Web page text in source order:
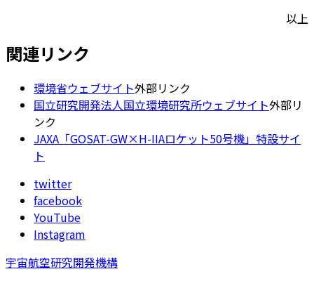
以上
関連リンク
環境省ウェブサイト外部リンク
国立研究開発法人国立環境研究所ウェブサイト外部リ
ンク
JAXA「GOSAT-GW×H-IIAロケット50号機」特設サイ
ト
twitter
facebook
YouTube
Instagram
宇宙航空研究開発機構